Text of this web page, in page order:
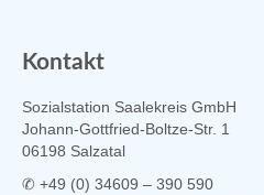
Kontakt
Sozialstation Saalekreis GmbH
Johann-Gottfried-Boltze-Str. 1
06198 Salzatal
✆ +49 (0) 34609 – 390 590